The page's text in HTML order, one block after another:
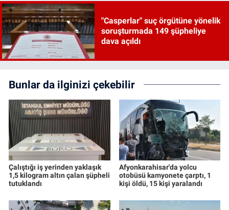
"Casperlar" suç örgütüne yönelik
soruşturmada 149 şüpheliye
dava açıldı
Bunlar da ilginizi çekebilir
Çalıştığı iş yerinden yaklaşık
1,5 kilogram altın çalan şüpheli
tutuklandı
Afyonkarahisar'da yolcu
otobüsü kamyonete çarptı, 1
kişi öldü, 15 kişi yaralandı